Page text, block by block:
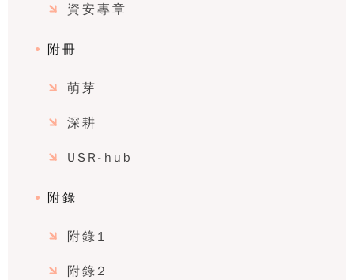
資安專章
附冊
萌芽
深耕
USR-hub
附錄
附錄1
附錄2